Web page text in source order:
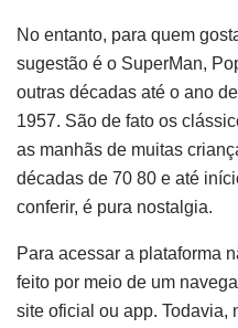
No entanto, para quem
sugestão é o SuperMan,
outras décadas até o ano
1957. São de fato os
as manhãs de muitas
décadas de 70 80 e até
conferir, é pura nostalgia.
Para acessar a plataforma
feito por meio de um
site oficial ou app. Todavia,